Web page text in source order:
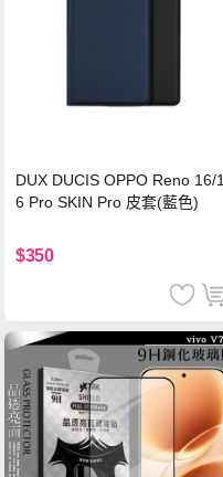
DUX DUCIS OPPO Reno 16/1
6 Pro SKIN Pro 皮套(藍色)
$350